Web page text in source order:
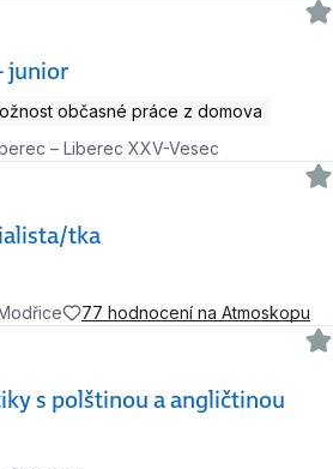
junior
občasné práce z domova
– Liberec XXV-Vesec
tka
77 hodnocení na Atmoskopu
s polštinou a angličtinou